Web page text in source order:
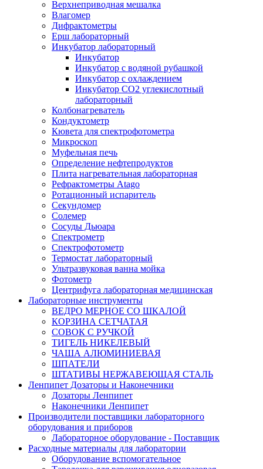
Верхнеприводная мешалка
Влагомер
Дифрактометры
Ерш лабораторный
Инкубатор лабораторный
Инкубатор
Инкубатор с водяной рубашкой
Инкубатор с охлаждением
Инкубатор СО2 углекислотный
лабораторный
Колбонагреватель
Кондуктометр
Кювета для спектрофотометра
Микроскоп
Муфельная печь
Определение нефтепродуктов
Плита нагревательная лабораторная
Рефрактометры Atago
Ротационный испаритель
Секундомер
Солемер
Сосуды Дьюара
Спектрометр
Спектрофотометр
Термостат лабораторный
Ультразвуковая ванна мойка
Фотометр
Центрифуга лабораторная медицинская
Лабораторные инструменты
ВЕДРО МЕРНОЕ СО ШКАЛОЙ
КОРЗИНА СЕТЧАТАЯ
СОВОК С РУЧКОЙ
ТИГЕЛЬ НИКЕЛЕВЫЙ
ЧАША АЛЮМИНИЕВАЯ
ШПАТЕЛИ
ШТАТИВЫ НЕРЖАВЕЮЩАЯ СТАЛЬ
Ленпипет Дозаторы и Наконечники
Дозаторы Ленпипет
Наконечники Ленпипет
Производители поставщики лабораторного
оборудования и приборов
Лабораторное оборудование - Поставщик
Расходные материалы для лаборатории
Оборудование вспомогательное